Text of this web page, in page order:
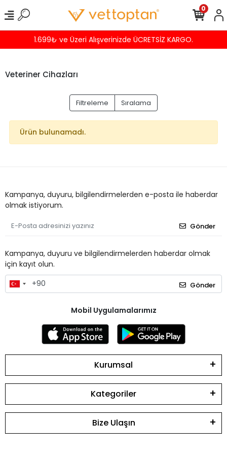
1.699₺ ve Üzeri Alışverinizde ÜCRETSİZ KARGO.
0
Veteriner Cihazları
Filtreleme Sıralama
Ürün bulunamadı.
Kampanya, duyuru, bilgilendirmelerden e-posta ile haberdar
olmak istiyorum.
Gönder
Kampanya, duyuru ve bilgilendirmelerden haberdar olmak
için kayıt olun.
Gönder
Mobil Uygulamalarımız
Kurumsal
Kategoriler
Bize Ulaşın